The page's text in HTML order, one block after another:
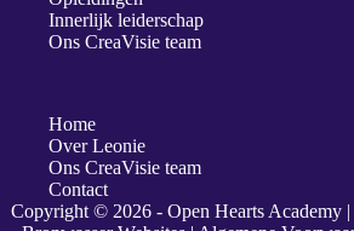
Innerlijk leiderschap
Ons CreaVisie team
Home
Over Leonie
Ons CreaVisie team
Contact
Copyright © 2026 - Open Hearts Academy